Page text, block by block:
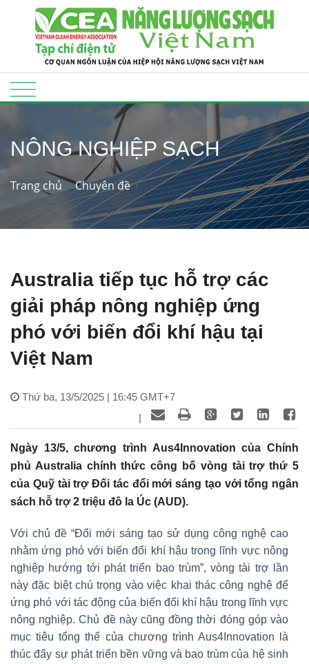
NÔNG NGHIỆP SẠCH
Trang chủ Chuyên đề
Australia tiếp tục hỗ trợ các
giải pháp nông nghiệp ứng
phó với biến đổi khí hậu tại
Việt Nam
Thứ ba, 13/5/2025 | 16:45 GMT+7
|
Ngày 13/5, chương trình Aus4Innovation của Chính
phủ Australia chính thức công bố vòng tài trợ thứ 5
của Quỹ tài trợ Đối tác đổi mới sáng tạo với tổng ngân
sách hỗ trợ 2 triệu đô la Úc (AUD).
Với chủ đề “Đổi mới sáng tạo sử dụng công nghệ cao
nhằm ứng phó với biến đổi khí hậu trong lĩnh vực nông
nghiệp hướng tới phát triển bao trùm”, vòng tài trợ lần
này đặc biệt chú trọng vào việc khai thác công nghệ để
ứng phó với tác động của biến đổi khí hậu trong lĩnh vực
nông nghiệp. Chủ đề này cũng đồng thời đóng góp vào
mục tiêu tổng thể của chương trình Aus4Innovation là
thúc đẩy sự phát triển bền vững và bao trùm của hệ sinh